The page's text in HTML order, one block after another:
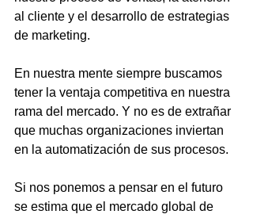
al cliente y el desarrollo de estrategias
de marketing.
En nuestra mente siempre buscamos
tener la ventaja competitiva en nuestra
rama del mercado. Y no es de extrañar
que muchas organizaciones inviertan
en la automatización de sus procesos.
Si nos ponemos a pensar en el futuro
se estima que el mercado global de